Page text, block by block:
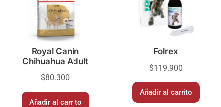
Royal Canin
Chihuahua Adult
$80.300
Añadir al carrito
Folrex
$119.900
Añadir al carrito